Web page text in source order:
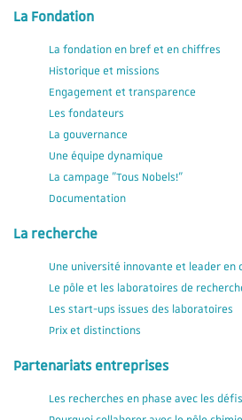
La Fondation
La fondation en bref et en chiffres
Historique et missions
Engagement et transparence
Les fondateurs
La gouvernance
Une équipe dynamique
La campage "Tous Nobels!"
Documentation
La recherche
Une université innovante et leader en
Le pôle et les laboratoires de
Les start-ups issues des laboratoires
Prix et distinctions
Partenariats entreprises
Les recherches en phase avec les